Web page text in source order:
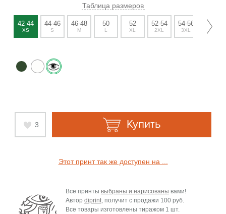
Таблица размеров
42-44
XS
44-46
S
46-48
M
50
L
52
XL
52-54
2XL
54-56
3XL
56-58
4XL
3 Купить
Этот принт так же доступен на ...
Все принты выбраны и нарисованы вами!
Автор diprint, получит с продажи 100 руб.
Все товары изготовлены тиражом 1 шт.